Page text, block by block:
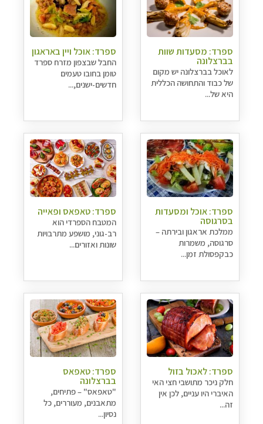
ספרד: מסעדות שוות
בברצלונה
לאוכל בברצלונה יש מקום
של כבוד והתחושה הכללית
היא של...
ספרד: אוכל ויין באראגון
החבל שבצפון מזרח ספרד
טומן בחובו טעמים
חדשים-ישנים,...
ספרד: אוכל ומסעדות
בסרגוסה
ממלכת אראגון ובירתה –
סרגוסה, משמרות
כבקפסולת זמן...
ספרד: טאפאס ופאייה
המטבח הספרדי הוא
רב-גוני, מושפע מתרבויות
שונות ואזורים...
ספרד: לאכול בזול
חלק ניכר מתושבי חצי האי
האיברי היו עניים, לכן אין
זה...
ספרד: טאפאס
בברצלונה
"טאפאס" – פתיחים,
מתאבנים, מעוררים, כל
נסיון...